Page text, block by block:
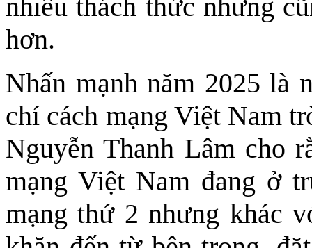
nhiều thách thức nhưng
hơn.
Nhấn mạnh năm 2025 là
chí cách mạng Việt Nam
Nguyễn Thanh Lâm cho
mạng Việt Nam đang ở
mạng thứ 2 nhưng khác